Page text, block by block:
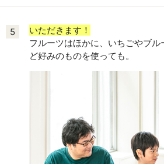
5
いただきます！
フルーツはほかに、いちごやブ
ど好みのものを使っても。